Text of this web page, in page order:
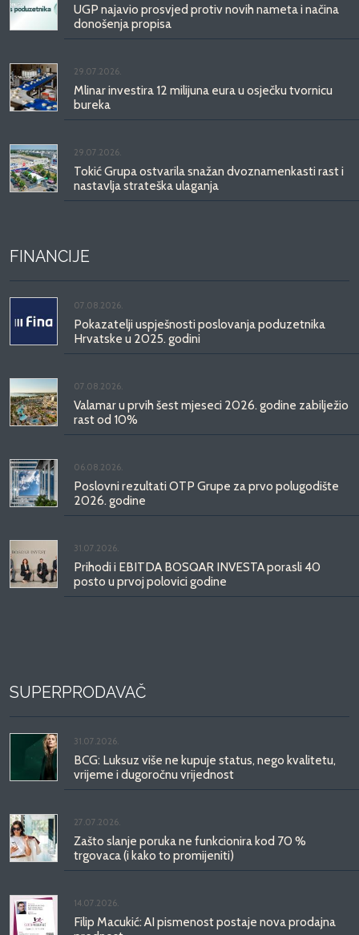
UGP najavio prosvjed protiv novih nameta i načina
donošenja propisa
29.07.2026.
Mlinar investira 12 milijuna eura u osječku tvornicu
bureka
29.07.2026.
Tokić Grupa ostvarila snažan dvoznamenkasti rast i
nastavlja strateška ulaganja
FINANCIJE
07.08.2026.
Pokazatelji uspješnosti poslovanja poduzetnika
Hrvatske u 2025. godini
07.08.2026.
Valamar u prvih šest mjeseci 2026. godine zabilježio
rast od 10%
06.08.2026.
Poslovni rezultati OTP Grupe za prvo polugodište
2026. godine
31.07.2026.
Prihodi i EBITDA BOSQAR INVESTA porasli 40
posto u prvoj polovici godine
SUPERPRODAVAČ
31.07.2026.
BCG: Luksuz više ne kupuje status, nego kvalitetu,
vrijeme i dugoročnu vrijednost
27.07.2026.
Zašto slanje poruka ne funkcionira kod 70 %
trgovaca (i kako to promijeniti)
14.07.2026.
Filip Macukić: AI pismenost postaje nova prodajna